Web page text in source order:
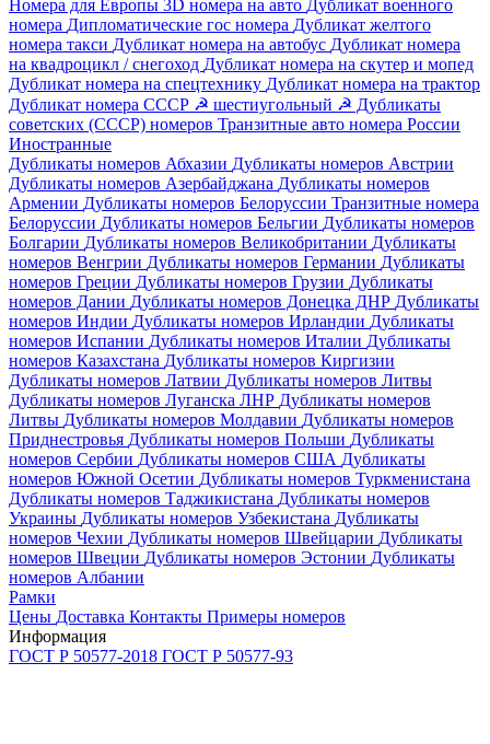
Номера для Европы 3D номера на авто Дубликат военного
номера Дипломатические гос номера Дубликат желтого
номера такси Дубликат номера на автобус Дубликат номера
на квадроцикл / снегоход Дубликат номера на скутер и мопед
Дубликат номера на спецтехнику Дубликат номера на трактор
Дубликат номера СССР ☭ шестиугольный ☭ Дубликаты
советских (СССР) номеров Транзитные авто номера России
Иностранные
Дубликаты номеров Абхазии Дубликаты номеров Австрии
Дубликаты номеров Азербайджана Дубликаты номеров
Армении Дубликаты номеров Белоруссии Транзитные номера
Белоруссии Дубликаты номеров Бельгии Дубликаты номеров
Болгарии Дубликаты номеров Великобритании Дубликаты
номеров Венгрии Дубликаты номеров Германии Дубликаты
номеров Греции Дубликаты номеров Грузии Дубликаты
номеров Дании Дубликаты номеров Донецка ДНР Дубликаты
номеров Индии Дубликаты номеров Ирландии Дубликаты
номеров Испании Дубликаты номеров Италии Дубликаты
номеров Казахстана Дубликаты номеров Киргизии
Дубликаты номеров Латвии Дубликаты номеров Литвы
Дубликаты номеров Луганска ЛНР Дубликаты номеров
Литвы Дубликаты номеров Молдавии Дубликаты номеров
Приднестровья Дубликаты номеров Польши Дубликаты
номеров Сербии Дубликаты номеров США Дубликаты
номеров Южной Осетии Дубликаты номеров Туркменистана
Дубликаты номеров Таджикистана Дубликаты номеров
Украины Дубликаты номеров Узбекистана Дубликаты
номеров Чехии Дубликаты номеров Швейцарии Дубликаты
номеров Швеции Дубликаты номеров Эстонии Дубликаты
номеров Албании
Рамки
Цены Доставка Контакты Примеры номеров
Информация
ГОСТ Р 50577-2018 ГОСТ Р 50577­-93